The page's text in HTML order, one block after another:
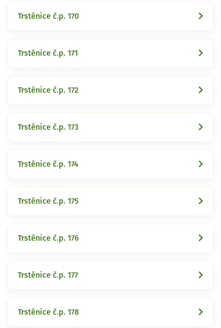
Trstěnice č.p. 170
Trstěnice č.p. 171
Trstěnice č.p. 172
Trstěnice č.p. 173
Trstěnice č.p. 174
Trstěnice č.p. 175
Trstěnice č.p. 176
Trstěnice č.p. 177
Trstěnice č.p. 178